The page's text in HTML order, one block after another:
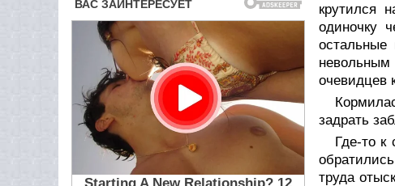
крутился
одиночку
остальные
очевидцев
задрать
Где-то к
труда